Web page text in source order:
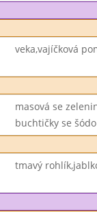
veka,vajíčková
masová se
buchtičky se šódo
tmavý